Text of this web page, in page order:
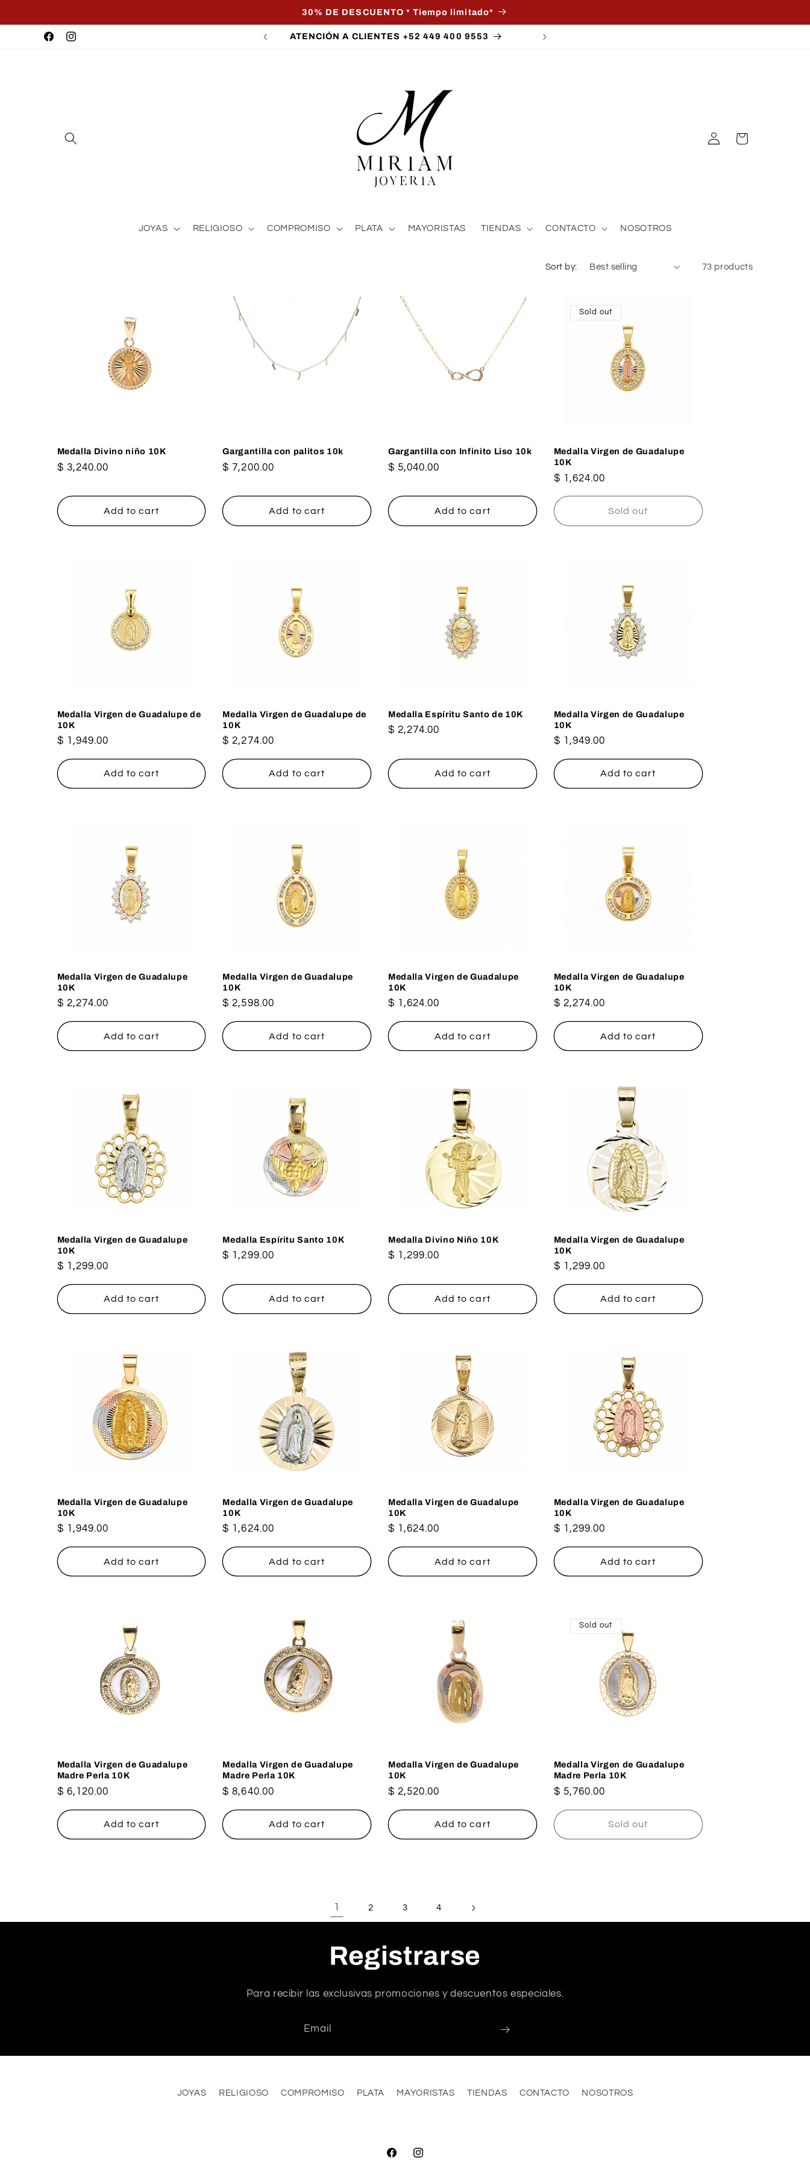
30% DE DESCUENTO * Tiempo limitado*
FacebookInstagram
ATENCIÓN A CLIENTES +52 449 400 9553
JOYAS RELIGIOSO COMPROMISO PLATA MAYORISTAS TIENDAS CONTACTO NOSOTROS
Log
in
Cart
Sort by: 73 products
Medalla Divino niño 10K
Regular
$ 3,240.00
Add to cart
Gargantilla con palitos 10k
Regular
$ 7,200.00
Add to cart
Gargantilla con Infinito Liso 10k
Regular
$ 5,040.00
Add to cart
Sold out
Medalla Virgen de Guadalupe
10K
Regular
$ 1,624.00
Sold out
Medalla Virgen de Guadalupe de
10K
Regular
$ 1,949.00
Add to cart
Medalla Virgen de Guadalupe de
10K
Regular
$ 2,274.00
Add to cart
Medalla Espíritu Santo de 10K
Regular
$ 2,274.00
Add to cart
Medalla Virgen de Guadalupe
10K
Regular
$ 1,949.00
Add to cart
Medalla Virgen de Guadalupe
10K
Regular
$ 2,274.00
Add to cart
Medalla Virgen de Guadalupe
10K
Regular
$ 2,598.00
Add to cart
Medalla Virgen de Guadalupe
10K
Regular
$ 1,624.00
Add to cart
Medalla Virgen de Guadalupe
10K
Regular
$ 2,274.00
Add to cart
Medalla Virgen de Guadalupe
10K
Regular
$ 1,299.00
Add to cart
Medalla Espíritu Santo 10K
Regular
$ 1,299.00
Add to cart
Medalla Divino Niño 10K
Regular
$ 1,299.00
Add to cart
Medalla Virgen de Guadalupe
10K
Regular
$ 1,299.00
Add to cart
Medalla Virgen de Guadalupe
10K
Regular
$ 1,949.00
Add to cart
Medalla Virgen de Guadalupe
10K
Regular
$ 1,624.00
Add to cart
Medalla Virgen de Guadalupe
10K
Regular
$ 1,624.00
Add to cart
Medalla Virgen de Guadalupe
10K
Regular
$ 1,299.00
Add to cart
Medalla Virgen de Guadalupe
Madre Perla 10K
Regular
$ 6,120.00
Add to cart
Medalla Virgen de Guadalupe
Madre Perla 10K
Regular
$ 8,640.00
Add to cart
Medalla Virgen de Guadalupe
10K
Regular
$ 2,520.00
Add to cart
Sold out
Medalla Virgen de Guadalupe
Madre Perla 10K
Regular
$ 5,760.00
Sold out
1 2 3 4
Registrarse
Para recibir las exclusivas promociones y descuentos especiales.
Email
JOYAS RELIGIOSO COMPROMISO PLATA MAYORISTAS TIENDAS CONTACTO NOSOTROS
FacebookInstagram